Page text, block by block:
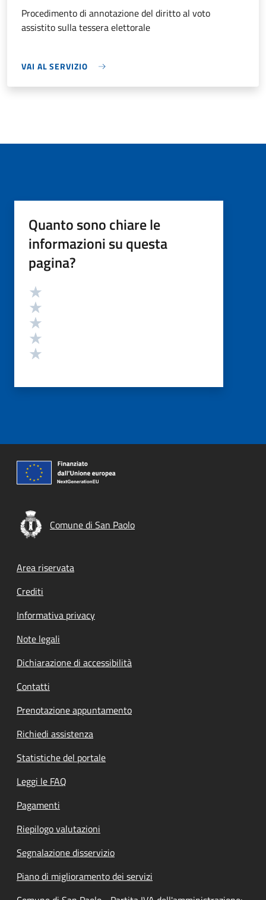
Procedimento di annotazione del diritto al voto
assistito sulla tessera elettorale
VAI AL SERVIZIO
Quanto sono chiare le
informazioni su questa
pagina?
Valutazione
Comune di San Paolo
Footer menu
Area riservata
Crediti
Informativa privacy
Note legali
Dichiarazione di accessibilità
Contatti
Prenotazione appuntamento
Richiedi assistenza
Statistiche del portale
Leggi le FAQ
Pagamenti
Riepilogo valutazioni
Segnalazione disservizio
Piano di miglioramento dei servizi